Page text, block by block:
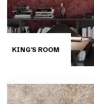
KING'S ROOM